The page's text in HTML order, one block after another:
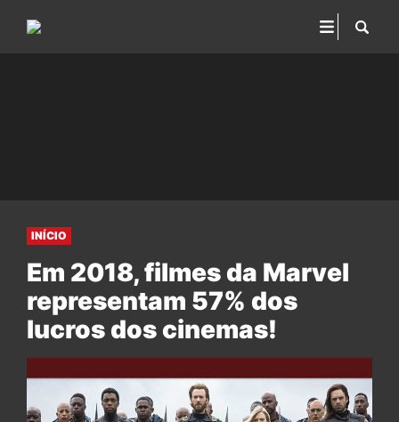
INÍCIO
Em 2018, filmes da Marvel
representam 57% dos
lucros dos cinemas!